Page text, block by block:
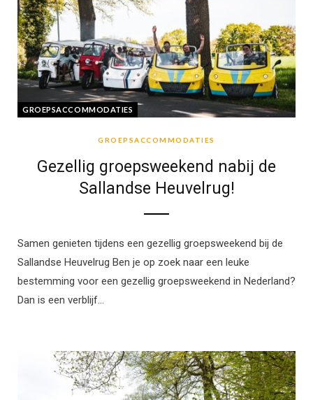
GROEPSACCOMMODATIES
GROEPSACCOMMODATIES
Gezellig groepsweekend nabij de
Sallandse Heuvelrug!
Samen genieten tijdens een gezellig groepsweekend bij de
Sallandse Heuvelrug Ben je op zoek naar een leuke
bestemming voor een gezellig groepsweekend in Nederland?
Dan is een verblijf…